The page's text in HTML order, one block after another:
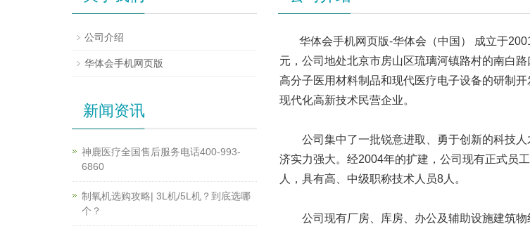
华体会手机网页版-华体会（中国） 成立于
元，公司地处北京市房山区琉璃河镇路村的南白
高分子医用材料制品和现代医疗电子设备的研制
现代化高新技术民营企业。
公司集中了一批锐意进取、勇于创新的科技人
济实力强大。经2004年的扩建，公司现有正式员
人，具有高、中级职称技术人员8人。
公司现有厂房、库房、办公及辅助设施建筑物
公司介绍
华体会手机网页版
新闻资讯
神鹿医疗全国售后服务电话400-993-
6860
制氧机选购攻略| 3L机/5L机？到底选哪
个？